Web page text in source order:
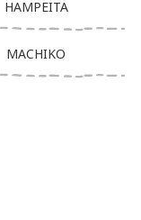
HAMPEITA
MACHIKO